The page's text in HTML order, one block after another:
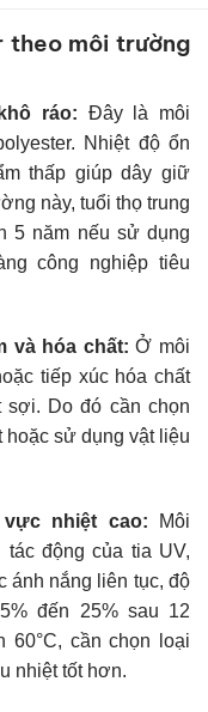
theo môi trường
ráo: Đây là môi
Nhiệt độ ổn
thấp giúp dây giữ
này, tuổi thọ trung
5 năm nếu sử dụng
công nghiệp tiêu
và hóa chất:Ở môi
tiếp xúc hóa chất
sợi. Do đó cần chọn
hoặc sử dụng vật liệu
nhiệt cao:
Môi
động của tia UV,
ánh nắng liên tục, độ
đến 25% sau 12
60°C, cần chọn loại
nhiệt tốt hơn.